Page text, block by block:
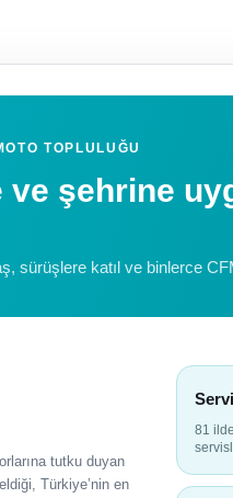
TOPLULUĞU
ve şehrine
sürüşlere katıl ve binlerce
tutku duyan
Türkiye’nin en
81